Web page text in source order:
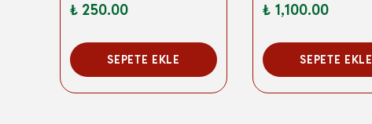
₺ 250.00
SEPETE EKLE
₺ 1,100.00
SEPETE EKLE